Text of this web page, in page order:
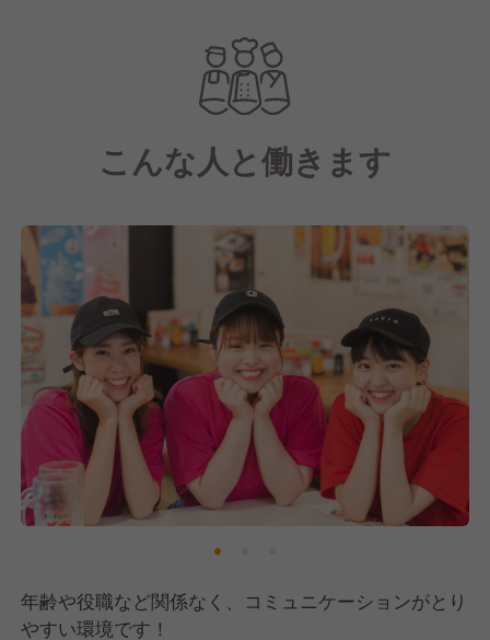
現在、事業拡大に伴い、新しいメンバーを募集中で
【串カツ田中について】
大阪の西成区で生まれた串カツ専門店チェーンです。
2008年創業、現在は直営・フランチャイズ含め300店
衣、油、ソース全てがオリジナルブレンドで仕上げる
串カツ田中。
ブレのない味と、お客様に安心・安全にお過ごしいた
だけるようなお店作りを心かけています。
この店舗を運営する『株式会社イートスタイル』は、
全国にフランチャイズ店舗を展開する企業です。
「ストア・オブ・ザ・イヤー」受賞実績を持つほか、
優良申告法人として2度の表彰を受けるなど、透明性
の高い経営を実践しています。
こんな人と働きます
年齢や役職など関係なく、コミュニケーションがとり
やすい環境です！